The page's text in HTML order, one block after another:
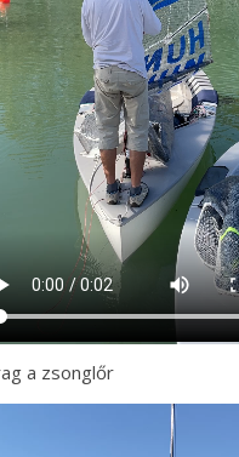
a zsonglőr